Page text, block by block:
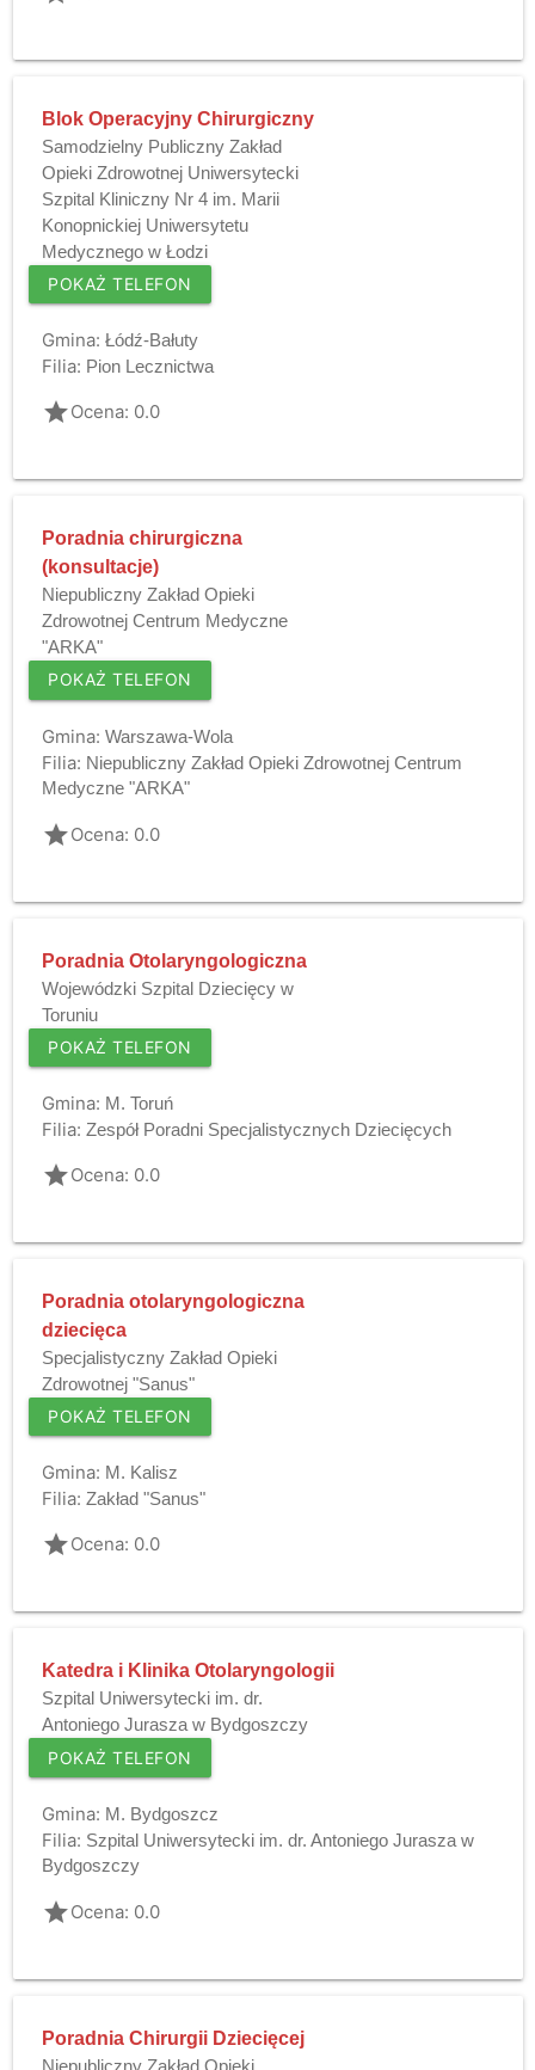
Blok Operacyjny Chirurgiczny
Samodzielny Publiczny Zakład
Opieki Zdrowotnej Uniwersytecki
Szpital Kliniczny Nr 4 im. Marii
Konopnickiej Uniwersytetu
Medycznego w Łodzi
POKAŻ TELEFON
Gmina: Łódź-Bałuty
Filia: Pion Lecznictwa
gradeOcena: 0.0
Poradnia chirurgiczna
(konsultacje)
Niepubliczny Zakład Opieki
Zdrowotnej Centrum Medyczne
"ARKA"
POKAŻ TELEFON
Gmina: Warszawa-Wola
Filia: Niepubliczny Zakład Opieki Zdrowotnej Centrum
Medyczne "ARKA"
gradeOcena: 0.0
Poradnia Otolaryngologiczna
Wojewódzki Szpital Dziecięcy w
Toruniu
POKAŻ TELEFON
Gmina: M. Toruń
Filia: Zespół Poradni Specjalistycznych Dziecięcych
gradeOcena: 0.0
Poradnia otolaryngologiczna
dziecięca
Specjalistyczny Zakład Opieki
Zdrowotnej "Sanus"
POKAŻ TELEFON
Gmina: M. Kalisz
Filia: Zakład "Sanus"
gradeOcena: 0.0
Katedra i Klinika Otolaryngologii
Szpital Uniwersytecki im. dr.
Antoniego Jurasza w Bydgoszczy
POKAŻ TELEFON
Gmina: M. Bydgoszcz
Filia: Szpital Uniwersytecki im. dr. Antoniego Jurasza w
Bydgoszczy
gradeOcena: 0.0
Poradnia Chirurgii Dziecięcej
Niepubliczny Zakład Opieki